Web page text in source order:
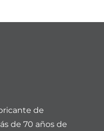
de
de 70 años de